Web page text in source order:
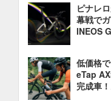
ピナレ
幕戦で
INEOS
低価格
eTap
完成車